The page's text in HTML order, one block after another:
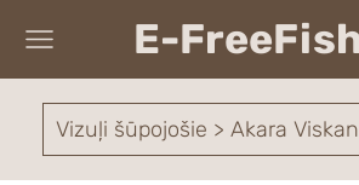
E-
Vizuļi šūpojošie > Akara